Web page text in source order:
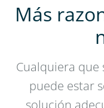
Más
Cualquiera que
puede estar
solución